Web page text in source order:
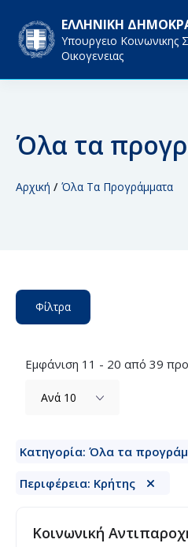
ΕΛΛΗΝΙΚΗ
Υπουργειο Κοινωνικης
Οικογενειας
Όλα τα
Αρχική / Όλα Τα Προγράμματα
Φίλτρα
Εμφάνιση 11 - 20 από 39
Κατηγορία: Όλα τα
Περιφέρεια: Κρήτης
Κοινωνική